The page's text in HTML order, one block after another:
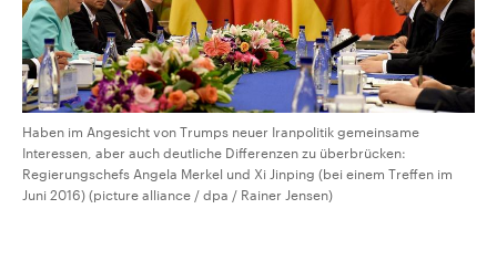
Haben im Angesicht von Trumps neuer Iranpolitik gemeinsame
Interessen, aber auch deutliche Differenzen zu überbrücken:
Regierungschefs Angela Merkel und Xi Jinping (bei einem Treffen im
Juni 2016) (picture alliance / dpa / Rainer Jensen)